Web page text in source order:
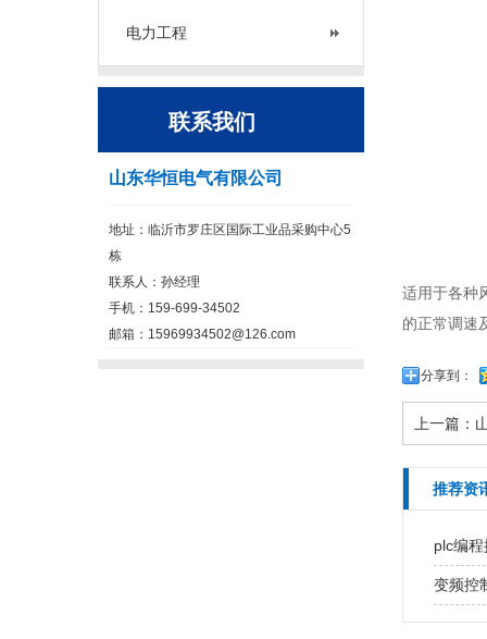
电力工程
联系我们
山东华恒电气有限公司
地址：临沂市罗庄区国际工业品采购中心5
栋
联系人：孙经理
手机：159-699-34502
邮箱：15969934502@126.com
适用于各种
的正常调速
分享到：
上一篇：
推荐资
plc编
变频控